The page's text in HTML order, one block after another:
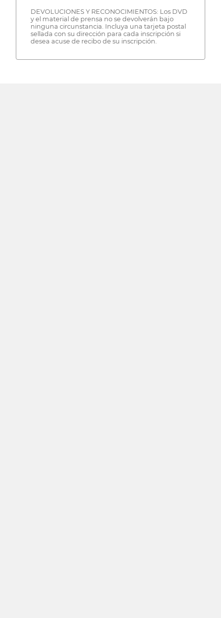
DEVOLUCIONES Y RECONOCIMIENTOS: Los DVD
y el material de prensa no se devolverán bajo
ninguna circunstancia. Incluya una tarjeta postal
sellada con su dirección para cada inscripción si
desea acuse de recibo de su inscripción.